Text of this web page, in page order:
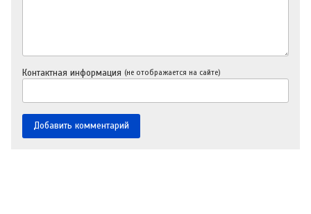
Контактная информация (не отображается на сайте)